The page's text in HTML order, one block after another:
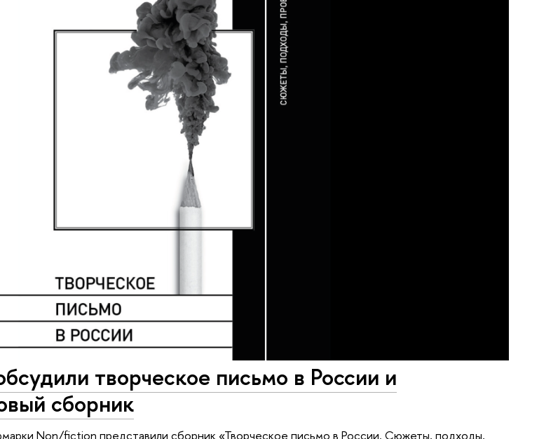
творческое письмо в России и
сборник
Non/fiction представили сборник «Творческое письмо в России. Сюжеты, подходы,